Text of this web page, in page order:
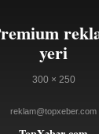
Andras Baka
müdafiə